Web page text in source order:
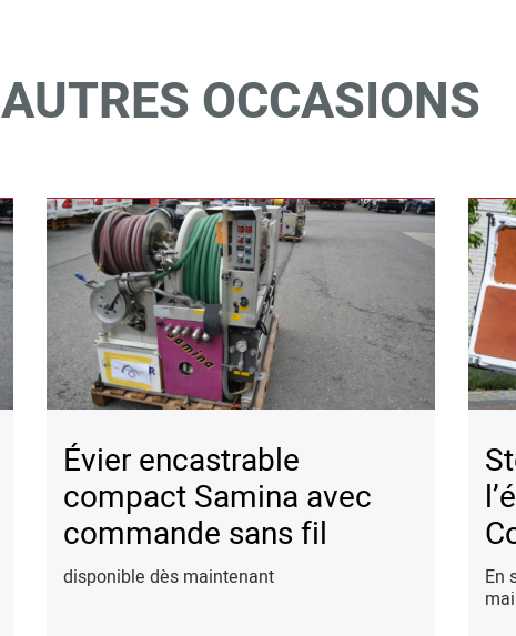
AUTRES OCCASIONS
Évier encastrable
compact Samina avec
commande sans fil
disponible dès maintenant
En